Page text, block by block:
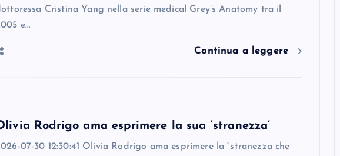
Cristina Yang nella serie medical Grey’s Anatomy tra il
e…
Continua a leggere
Rodrigo ama esprimere la sua ‘stranezza’
07-30 12:30:41 Olivia Rodrigo ama esprimere la “stranezza che